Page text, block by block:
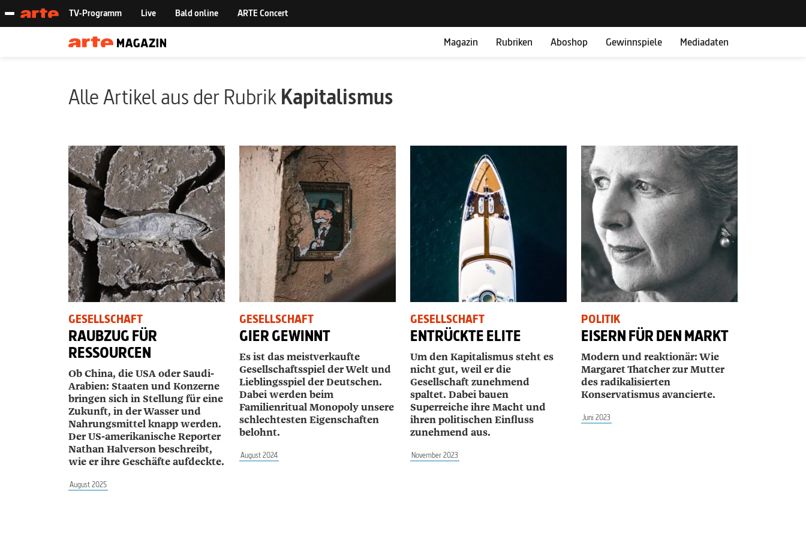
Magazin Rubriken Aboshop Gewinnspiele Mediadaten
Alle Artikel aus der RubrikKapitalismus
GESELLSCHAFT
RAUBZUG FÜR
RESSOURCEN
Ob China, die USA oder Saudi-
Arabien: Staaten und Konzerne
bringen sich in Stellung für eine
Zukunft, in der Wasser und
Nahrungsmittel knapp werden.
Der US-amerikanische Reporter
­Nathan ­Halverson beschreibt,
wie er ihre Geschäfte aufdeckte.
August 2025
GESELLSCHAFT
GIER GEWINNT
Es ist das meistverkaufte
Gesellschaftsspiel der Welt und
Lieblingsspiel der Deutschen.
Dabei werden beim
Familienritual Monopoly unsere
schlechtesten Eigenschaften
belohnt.
August 2024
GESELLSCHAFT
ENTRÜCKTE ELITE
Um den Kapitalismus steht es
nicht gut, weil er die
Gesellschaft zunehmend
spaltet. Dabei bauen
Superreiche ihre Macht und
ihren politischen Einfluss
zunehmend aus.
November 2023
POLITIK
EISERN FÜR DEN MARKT
Modern und reaktionär: Wie
Margaret Thatcher zur Mutter
des radikalisierten
Konservatismus avancierte.
Juni 2023